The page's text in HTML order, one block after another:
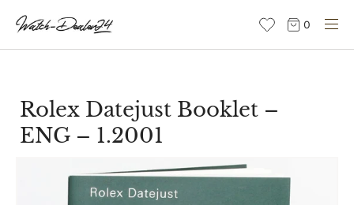
zum
Inhalt
0
Rolex Datejust Booklet –
ENG – 1.2001